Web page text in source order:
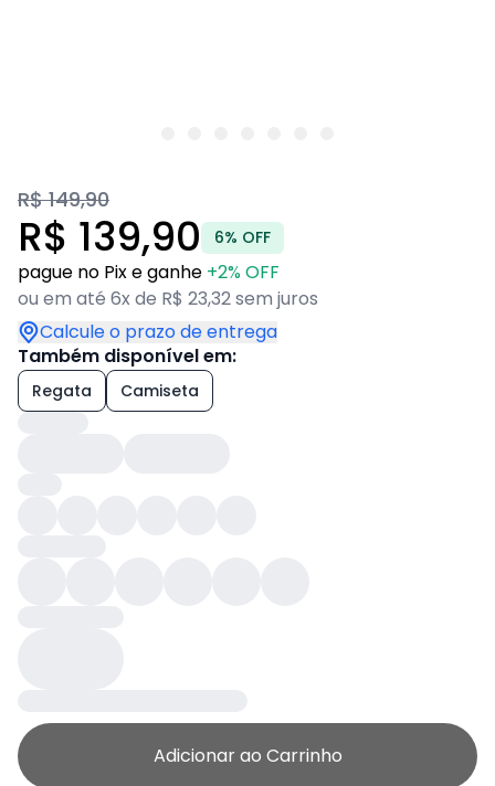
R$ 149,90
R$ 139,90 6% OFF
pague no Pix e ganhe +2% OFF
ou em até 6x de R$ 23,32 sem juros
Calcule o prazo de entrega
Também disponível em:
Regata Camiseta
Adicionar ao Carrinho